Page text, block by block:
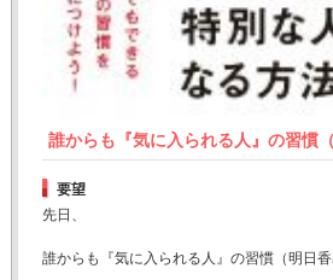
誰からも『気に入られる人』の習慣
要望
先日、
誰からも『気に入られる人』の習慣（明